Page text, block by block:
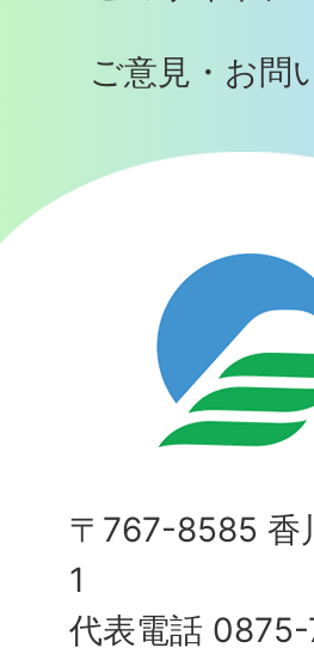
ご意見・お問
〒767-8585 香
1
代表電話